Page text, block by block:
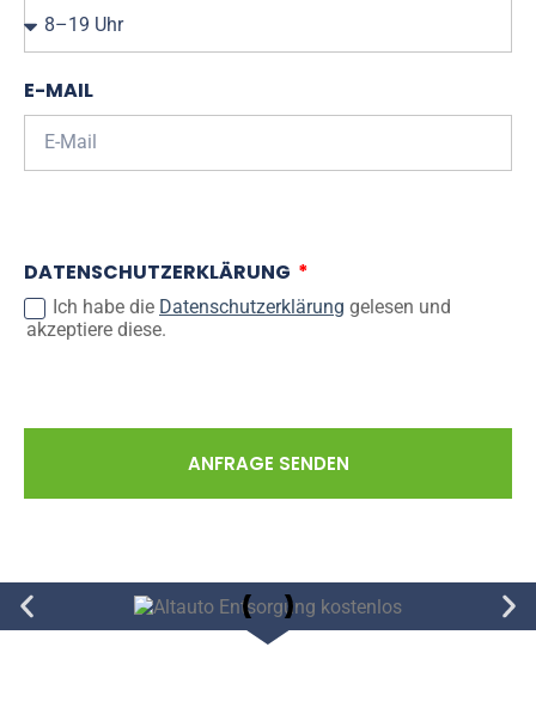
E-MAIL
DATENSCHUTZERKLÄRUNG
Ich habe die Datenschutzerklärung gelesen und
akzeptiere diese.
ANFRAGE SENDEN